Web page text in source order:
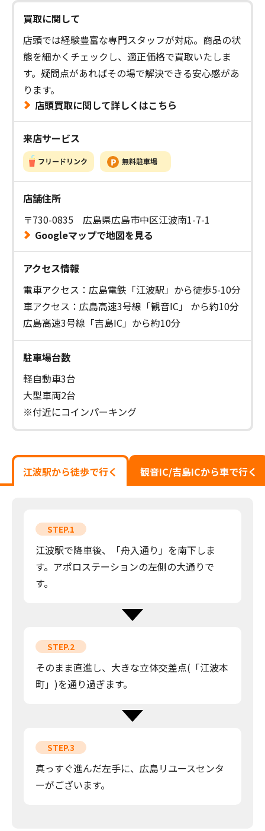
買取に関して
店頭では経験豊富な専門スタッフが対応。商品の状
態を細かくチェックし、適正価格で買取いたしま
す。疑問点があればその場で解決できる安心感があ
ります。
店頭買取に関して詳しくはこちら
来店サービス
店舗住所
〒730-0835 広島県広島市中区江波南1-7-1
Googleマップで地図を見る
アクセス情報
電車アクセス：広島電鉄「江波駅」から徒歩5-10分
車アクセス：広島高速3号線「観音IC」 から約10分
広島高速3号線「吉島IC」から約10分
駐車場台数
軽自動車3台
大型車両2台
※付近にコインパーキング
江波駅から徒歩で行く 観音IC/吉島ICから車で行く
STEP.1
江波駅で降車後、「舟入通り」を南下しま
す。アポロステーションの左側の大通りで
す。
STEP.2
そのまま直進し、大きな立体交差点(「江波本
町」)を通り過ぎます。
STEP.3
真っすぐ進んだ左手に、広島リユースセンタ
ーがございます。